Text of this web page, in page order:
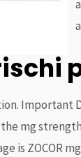
Important
mg
is ZOCOR